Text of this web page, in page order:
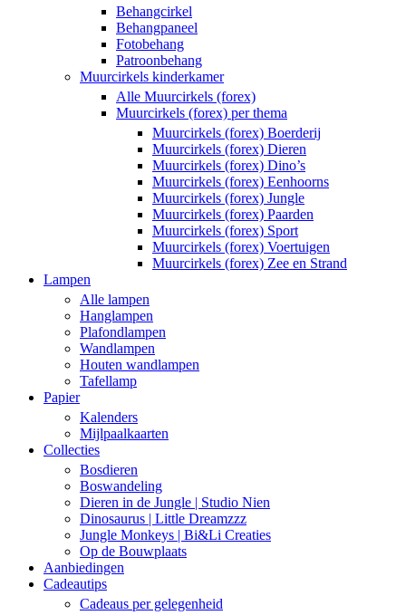
Behangcirkel
Behangpaneel
Fotobehang
Patroonbehang
Muurcirkels kinderkamer
Alle Muurcirkels (forex)
Muurcirkels (forex) per thema
Muurcirkels (forex) Boerderij
Muurcirkels (forex) Dieren
Muurcirkels (forex) Dino’s
Muurcirkels (forex) Eenhoorns
Muurcirkels (forex) Jungle
Muurcirkels (forex) Paarden
Muurcirkels (forex) Sport
Muurcirkels (forex) Voertuigen
Muurcirkels (forex) Zee en Strand
Lampen
Alle lampen
Hanglampen
Plafondlampen
Wandlampen
Houten wandlampen
Tafellamp
Papier
Kalenders
Mijlpaalkaarten
Collecties
Bosdieren
Boswandeling
Dieren in de Jungle | Studio Nien
Dinosaurus | Little Dreamzzz
Jungle Monkeys | Bi&Li Creaties
Op de Bouwplaats
Aanbiedingen
Cadeautips
Cadeaus per gelegenheid